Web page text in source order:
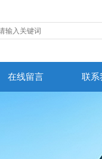
在线留言 联系